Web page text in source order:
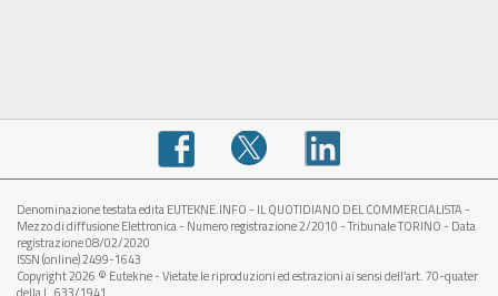
Denominazione testata edita EUTEKNE.INFO - IL QUOTIDIANO DEL COMMERCIALISTA -
Mezzo di diffusione Elettronica - Numero registrazione 2/2010 - Tribunale TORINO - Data
registrazione 08/02/2020
ISSN (online) 2499-1643
Copyright 2026 © Eutekne - Vietate le riproduzioni ed estrazioni ai sensi dell’art. 70-quater